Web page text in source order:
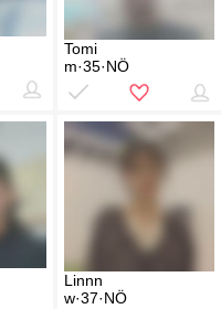
Tomi
m·35·NÖ
Linnn
w·37·NÖ